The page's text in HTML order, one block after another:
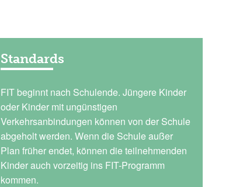
Standards
FIT beginnt nach Schulende. Jüngere Kinder
oder Kinder mit ungünstigen
Verkehrsanbindungen können von der Schule
abgeholt werden. Wenn die Schule außer
Plan früher endet, können die teilnehmenden
Kinder auch vorzeitig ins FIT-Programm
kommen.